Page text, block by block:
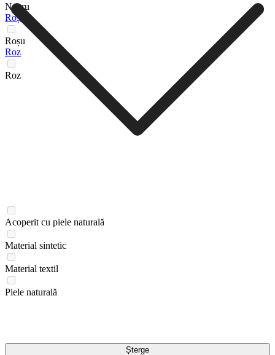
Negru
Roșu
Roșu
Roz
Roz
Acoperit cu piele naturală
Material sintetic
Material textil
Piele naturală
Șterge